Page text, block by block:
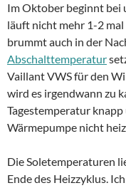
Im Oktober beginnt bei
läuft nicht mehr 1-2 mal
brummt auch in der
Abschalttemperatur
Vaillant VWS für den
wird es irgendwann zu
Tagestemperatur
Wärmepumpe nicht
Die Soletemperaturen
Ende des Heizzyklus.